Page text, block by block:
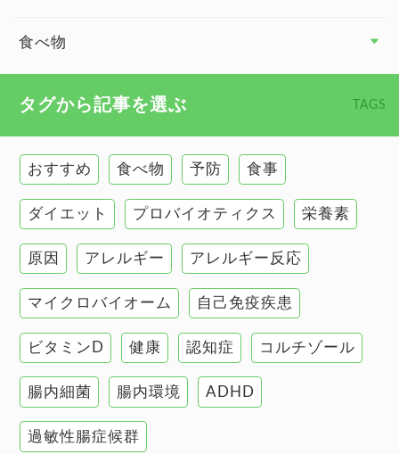
慢性疲労
甲状腺
肌
肝臓の健康
腸の健康
自己免疫疾患
高血圧
食べ物
タグから記事を選ぶ TAGS
おすすめ 食べ物 予防 食事
ダイエット プロバイオティクス 栄養素
原因 アレルギー アレルギー反応
マイクロバイオーム 自己免疫疾患
ビタミンD 健康 認知症 コルチゾール
腸内細菌 腸内環境 ADHD
過敏性腸症候群